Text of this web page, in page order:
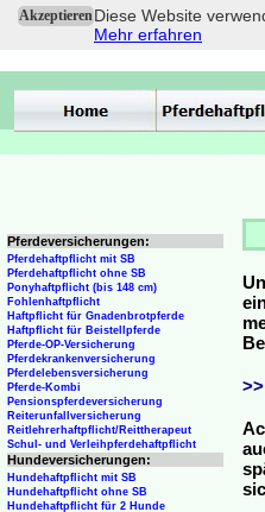
AkzeptierenDiese Website
Mehr erfahren
Pferdeversicherungen:
Pferdehaftpflicht mit SB
Pferdehaftpflicht ohne SB
Ponyhaftpflicht (bis 148 cm)
Fohlenhaftpflicht
Haftpflicht für Gnadenbrotpferde
Haftpflicht für Beistellpferde
Pferde-OP-Versicherung
Pferdekrankenversicherung
Pferdelebensversicherung
Pferde-Kombi
Pensionspferdeversicherung
Reiterunfallversicherung
Reitlehrerhaftpflicht/Reittherapeut
Schul- und Verleihpferdehaftpflicht
Hundeversicherungen:
Hundehaftpflicht mit SB
Hundehaftpflicht ohne SB
Hundehaftpflicht für 2 Hunde